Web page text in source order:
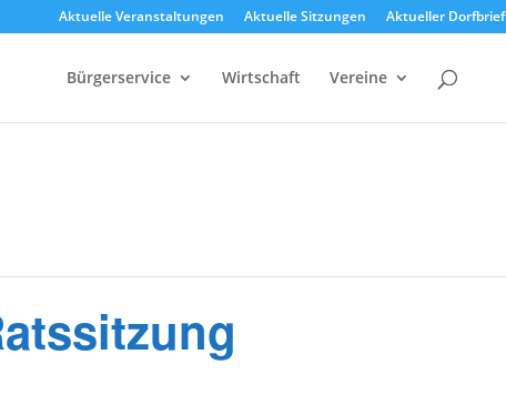
Aktuelle Veranstaltungen Aktuelle Sitzungen Aktueller Dorfbrief
Bürgerservice Wirtschaft Vereine